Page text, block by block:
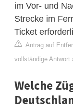
im Vor- und
Strecke im
Ticket
Antrag auf
vollständige Antwort
Welche